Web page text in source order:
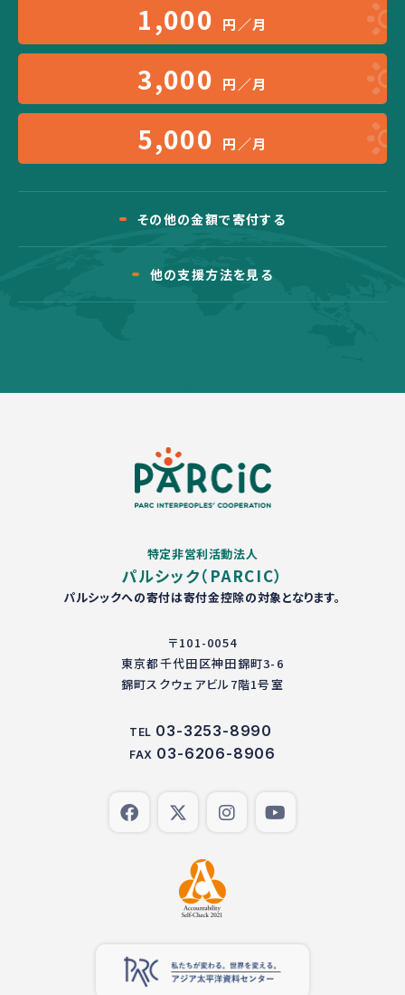
1,000 円／月
3,000 円／月
5,000 円／月
その他の金額で寄付する
他の支援方法を見る
特定非営利活動法人
パルシック（PARCIC）
パルシックへの寄付は寄付金控除の対象となります。
〒101-0054
東京都千代田区神田錦町3-6
錦町スクウェアビル7階1号室
TEL 03-3253-8990
FAX 03-6206-8906